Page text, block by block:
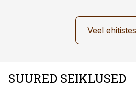
Veel
SUURED SEIKLUSED